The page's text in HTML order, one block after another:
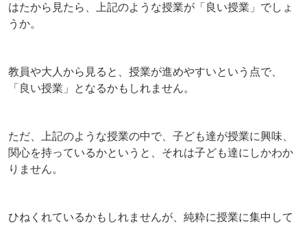
はたから見たら、上記のような授業が「良い授業」でしょ
うか。
教員や大人から見ると、授業が進めやすいという点で、
「良い授業」となるかもしれません。
ただ、上記のような授業の中で、子ども達が授業に興味、
関心を持っているかというと、それは子ども達にしかわか
りません。
ひねくれているかもしれませんが、純粋に授業に集中して